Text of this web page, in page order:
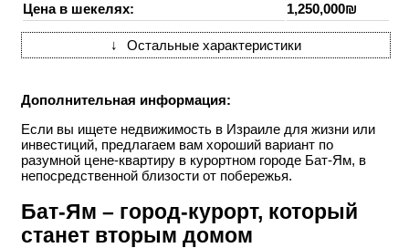
Цена в шекелях:
1,250,000₪
↓ Остальные характеристики
Дополнительная информация:
Если вы ищете недвижимость в Израиле для жизни или
инвестиций, предлагаем вам хороший вариант по
разумной цене-квартиру в курортном городе Бат-Ям, в
непосредственной близости от побережья.
Бат-Ям – город-курорт, который
станет вторым домом